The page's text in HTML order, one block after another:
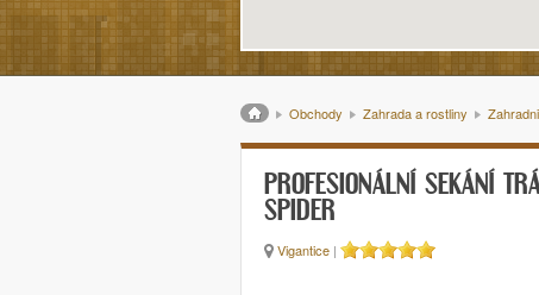
Drobečková navigace
Obchody Zahrada a rostliny
PROFESIONÁLNÍ SEKÁNÍ
SPIDER
Vigantice |